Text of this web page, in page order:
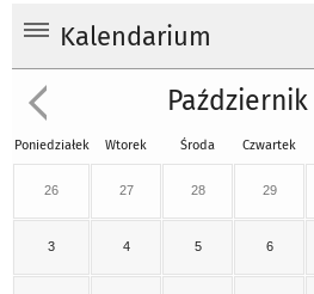
Kalendarium
Październik
Poniedziałek Wtorek Środa Czwartek
26 27 28 29
3 4 5 6